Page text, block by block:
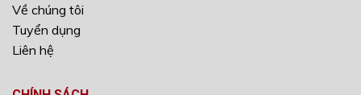
Về chúng tôi
Tuyển dụng
Liên hệ